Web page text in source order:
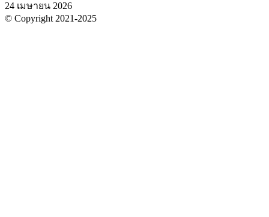
24 เมษายน 2026
© Copyright 2021-2025